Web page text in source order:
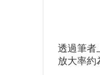
透過筆者
放大率約